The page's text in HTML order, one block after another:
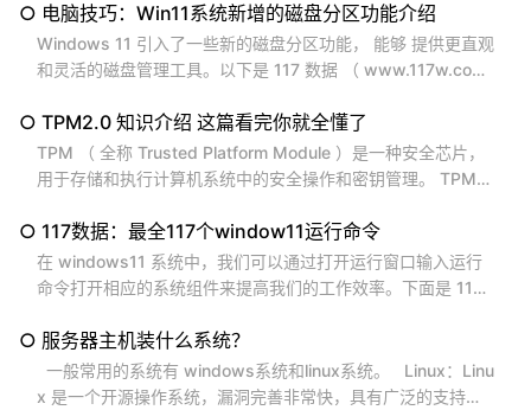
○ 电脑技巧：Win11系统新增的磁盘分区功能介绍
Windows 11 引入了一些新的磁盘分区功能， 能够 提供更直观
和灵活的磁盘管理工具。以下是 117 数据 （ www.117w.com
。 1. 窗口化磁盘管理工具： Windows 11...
○ TPM2.0 知识介绍 这篇看完你就全懂了
TPM （ 全称 Trusted Platform Module ）是一种安全芯片，
用于存储和执行计算机系统中的安全操作和密钥管理。 TPM
下是 117 数据 （ www.117w.com ）整理的一些对于 TPM 2.
0 的知识介绍 。 1. 安全功能：...
○ 117数据：最全117个window11运行命令
在 windows11 系统中，我们可以通过打开运行窗口输入运行
命令打开相应的系统组件来提高我们的工作效率。下面是 117
以根据您的需求来使用以下命令。 Windows （版本） winv
er 设置...
○ 服务器主机装什么系统？
x 是一个开源操作系统，漏洞完善非常快，具有广泛的支持和